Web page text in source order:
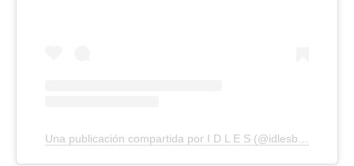
Una publicación compartida por I D L E S (@idlesband)